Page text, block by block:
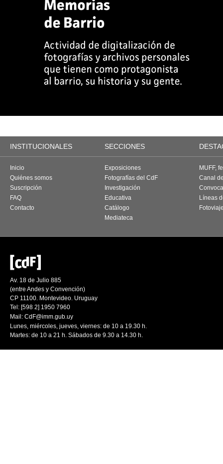
INSTITUCIONALES SECCIONES
Inicio
Quiénes somos
Suscripción
FAQ
Contacto
Exposiciones
Fotografías del CdF
Investigación
Educativa
Catálogo
Mediateca
MUFF,
Canal
Líneas
Av. 18 de Julio 885
(entre Andes y Convención)
CP 11100. Montevideo. Uruguay
Tel: [598 2] 1950 7960
Mail: CdF@imm.gub.uy
Lunes, miércoles, jueves, viernes: de 10 a 19.30 h.
Martes: de 10 a 21 h. Sábados de 9.30 a 14.30 h.